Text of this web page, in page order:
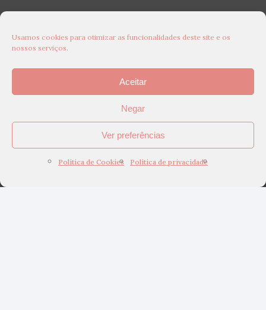
Usamos cookies para otimizar as funcionalidades deste site e os
nossos serviços.
Aceitar
Negar
Ver preferências
Política de Cookies Política de privacidade